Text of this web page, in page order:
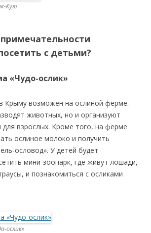
Кую
с детьми?
«Чудо-ослик»
Крыму возможен на ослиной ферме.
животных, но и организуют
для взрослых. Кроме того, на ферме
ослиное молоко и получить
ословод». У детей будет
мини-зоопарк, где живут лошади,
и познакомиться с осликами
ослик»